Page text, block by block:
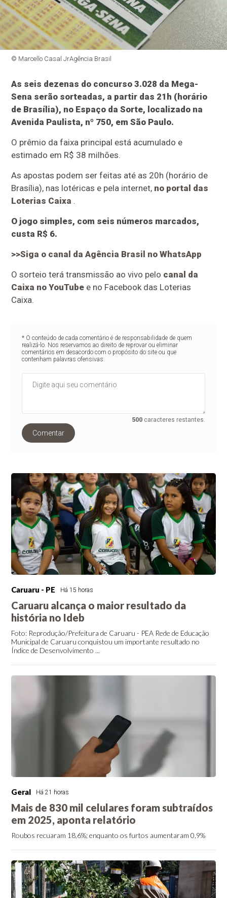
© Marcello Casal JrAgência Brasil
As seis dezenas do concurso 3.028 da Mega-
Sena serão sorteadas, a partir das 21h (horário
de Brasília), no Espaço da Sorte, localizado na
Avenida Paulista, nº 750, em São Paulo.
O prêmio da faixa principal está acumulado e
estimado em R$ 38 milhões.
As apostas podem ser feitas até as 20h (horário de
Brasília), nas lotéricas e pela internet, no portal das
Loterias Caixa .
O jogo simples, com seis números marcados,
custa R$ 6.
>>Siga o canal da Agência Brasil no WhatsApp
O sorteio terá transmissão ao vivo pelo canal da
Caixa no YouTube e no Facebook das Loterias
Caixa.
* O conteúdo de cada comentário é de responsabilidade de quem
realizá-lo. Nos reservamos ao direito de reprovar ou eliminar
comentários em desacordo com o propósito do site ou que
contenham palavras ofensivas.
500 caracteres restantes.
Comentar
Caruaru - PE Há 15 horas
Caruaru alcança o maior resultado da
história no Ideb
Foto: Reprodução/Prefeitura de Caruaru - PEA Rede de Educação
Municipal de Caruaru conquistou um importante resultado no
Índice de Desenvolvimento ...
Geral Há 21 horas
Mais de 830 mil celulares foram subtraídos
em 2025, aponta relatório
Roubos recuaram 18,6%; enquanto os furtos aumentaram 0,9%